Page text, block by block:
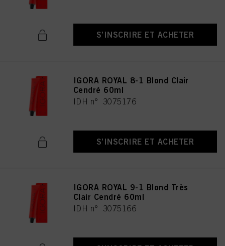
S’INSCRIRE ET ACHETER
IGORA ROYAL 8-1 Blond Clair
Cendré 60ml
IDH n° 3075176
S’INSCRIRE ET ACHETER
IGORA ROYAL 9-1 Blond Très
Clair Cendré 60ml
IDH n° 3075166